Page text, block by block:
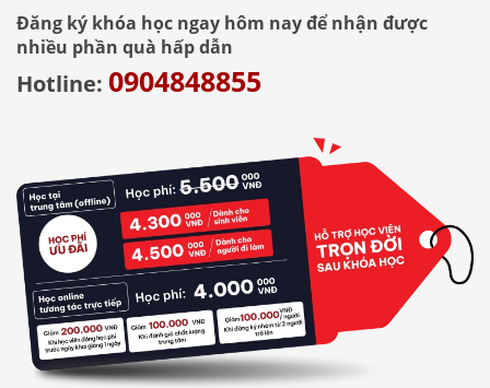
Đăng ký khóa học ngay hôm nay để nhận được
nhiều phần quà hấp dẫn
Hotline: 0904848855